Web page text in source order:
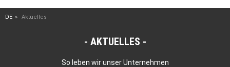
DE Aktuelles
AKTUELLES
So leben wir unser Unternehmen